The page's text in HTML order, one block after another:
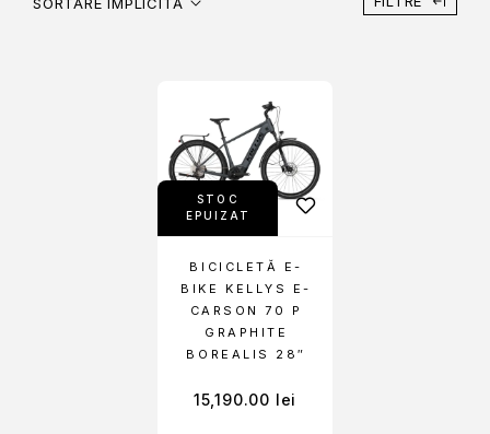
STOC
EPUIZAT
BICICLETĂ E-
BIKE KELLYS E-
CARSON 70 P
GRAPHITE
BOREALIS 28″
15,190.00 lei